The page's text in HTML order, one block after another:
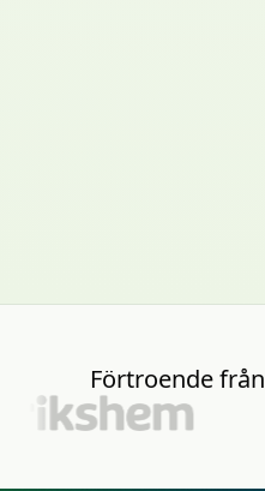
Förtroendefrån